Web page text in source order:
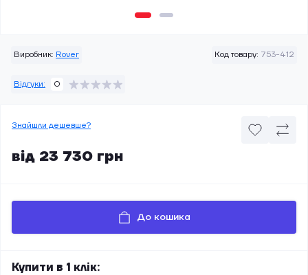
Виробник: Rover Код товару: 753-412
Відгуки: 0
Знайшли дешевше?
від 23 730 грн
До кошика
Купити в 1 клік: